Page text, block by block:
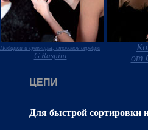
Подарки и сувениры, столовое серебро
G.Raspini
от
ЦЕПИ
Для быстрой сортировки